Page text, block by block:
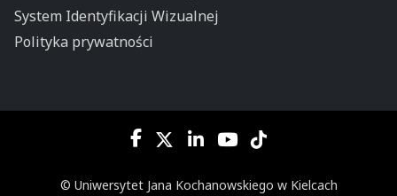
System Identyfikacji Wizualnej
Polityka prywatności
© Uniwersytet Jana Kochanowskiego w Kielcach